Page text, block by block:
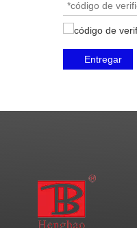
Entregar